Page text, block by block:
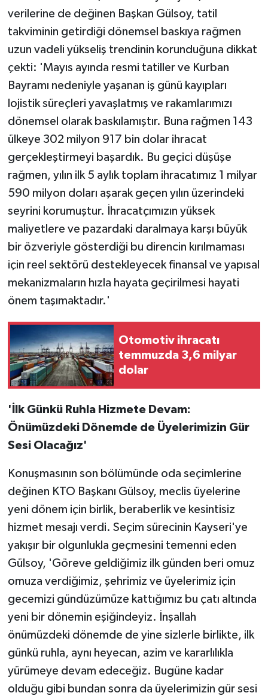
verilerine de değinen Başkan Gülsoy, tatil
takviminin getirdiği dönemsel baskıya rağmen
uzun vadeli yükseliş trendinin korunduğuna dikkat
çekti: 'Mayıs ayında resmi tatiller ve Kurban
Bayramı nedeniyle yaşanan iş günü kayıpları
lojistik süreçleri yavaşlatmış ve rakamlarımızı
dönemsel olarak baskılamıştır. Buna rağmen 143
ülkeye 302 milyon 917 bin dolar ihracat
gerçekleştirmeyi başardık. Bu geçici düşüşe
rağmen, yılın ilk 5 aylık toplam ihracatımız 1 milyar
590 milyon doları aşarak geçen yılın üzerindeki
seyrini korumuştur. İhracatçımızın yüksek
maliyetlere ve pazardaki daralmaya karşı büyük
bir özveriyle gösterdiği bu direncin kırılmaması
için reel sektörü destekleyecek finansal ve yapısal
mekanizmaların hızla hayata geçirilmesi hayati
önem taşımaktadır.'
Otomotiv ihracatı
temmuzda 3,6 milyar
dolar
'İlk Günkü Ruhla Hizmete Devam:
Önümüzdeki Dönemde de Üyelerimizin Gür
Sesi Olacağız'
Konuşmasının son bölümünde oda seçimlerine
değinen KTO Başkanı Gülsoy, meclis üyelerine
yeni dönem için birlik, beraberlik ve kesintisiz
hizmet mesajı verdi. Seçim sürecinin Kayseri'ye
yakışır bir olgunlukla geçmesini temenni eden
Gülsoy, 'Göreve geldiğimiz ilk günden beri omuz
omuza verdiğimiz, şehrimiz ve üyelerimiz için
gecemizi gündüzümüze kattığımız bu çatı altında
yeni bir dönemin eşiğindeyiz. İnşallah
önümüzdeki dönemde de yine sizlerle birlikte, ilk
günkü ruhla, aynı heyecan, azim ve kararlılıkla
yürümeye devam edeceğiz. Bugüne kadar
olduğu gibi bundan sonra da üyelerimizin gür sesi